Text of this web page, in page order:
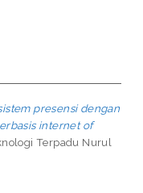
presensi dengan
internet of
Terpadu Nurul